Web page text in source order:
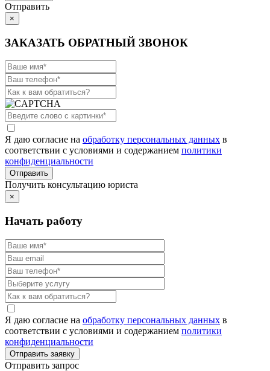
Отправить
×
ЗАКАЗАТЬ ОБРАТНЫЙ ЗВОНОК
Я даю согласие на обработку персональных данных в
соответствии с условиями и содержанием политики
конфиденциальности
Получить консультацию юриста
×
Начать работу
Я даю согласие на обработку персональных данных в
соответствии с условиями и содержанием политики
конфиденциальности
Отправить запрос